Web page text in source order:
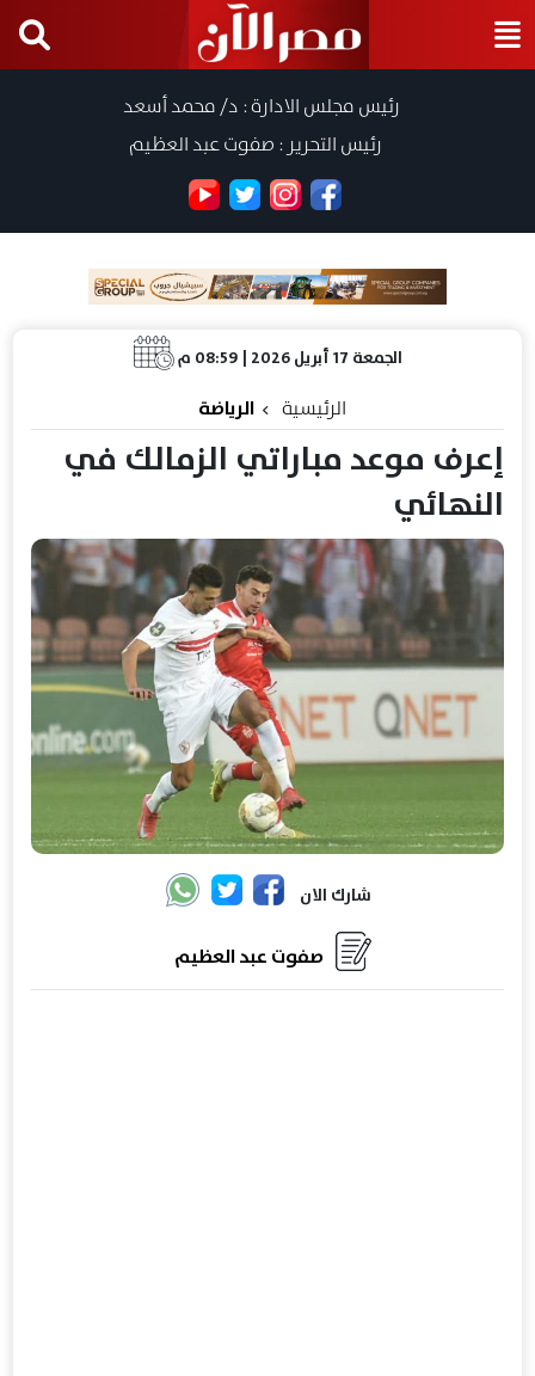
رئيس مجلس الادارة : د/ محمد أسعد
رئيس التحرير : صفوت عبد العظيم
الجمعة 17 أبريل 2026 | 08:59 م
الرئيسية الرياضة
إعرف موعد مباراتي الزمالك في
النهائي
شارك الان
صفوت عبد العظيم